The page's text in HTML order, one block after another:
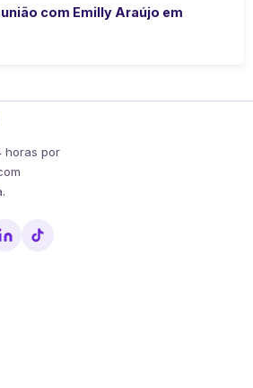
com Emilly Araújo em
horas por